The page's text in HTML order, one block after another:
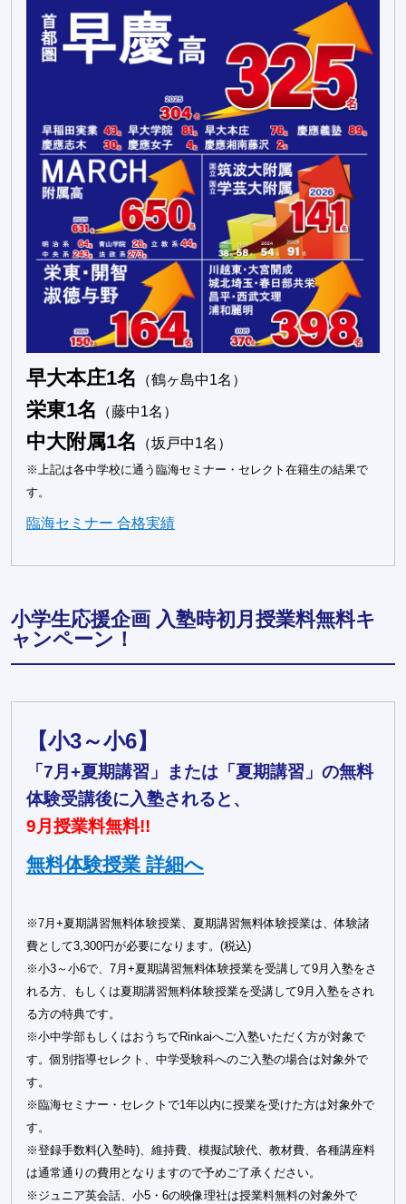
早大本庄1名 （鶴ヶ島中1名）
栄東1名 （藤中1名）
中大附属1名 （坂戸中1名）
※上記は各中学校に通う臨海セミナー・セレクト在籍生の結果で
す。
臨海セミナー 合格実績
小学生応援企画 入塾時初月授業料無料キ
ャンペーン！
【小3～小6】
「7月+夏期講習」または「夏期講習」の無料
体験受講後に入塾されると、
9月授業料無料!!
無料体験授業 詳細へ
※7月+夏期講習無料体験授業、夏期講習無料体験授業は、体験諸
費として3,300円が必要になります。(税込)
※小3～小6で、7月+夏期講習無料体験授業を受講して9月入塾をさ
れる方、もしくは夏期講習無料体験授業を受講して9月入塾をされ
る方の特典です。
※小中学部もしくはおうちでRinkaiへご入塾いただく方が対象で
す。個別指導セレクト、中学受験科へのご入塾の場合は対象外で
す。
※臨海セミナー・セレクトで1年以内に授業を受けた方は対象外で
す。
※登録手数料(入塾時)、維持費、模擬試験代、教材費、各種講座料
は通常通りの費用となりますので予めご了承ください。
※ジュニア英会話、小5・6の映像理社は授業料無料の対象外で